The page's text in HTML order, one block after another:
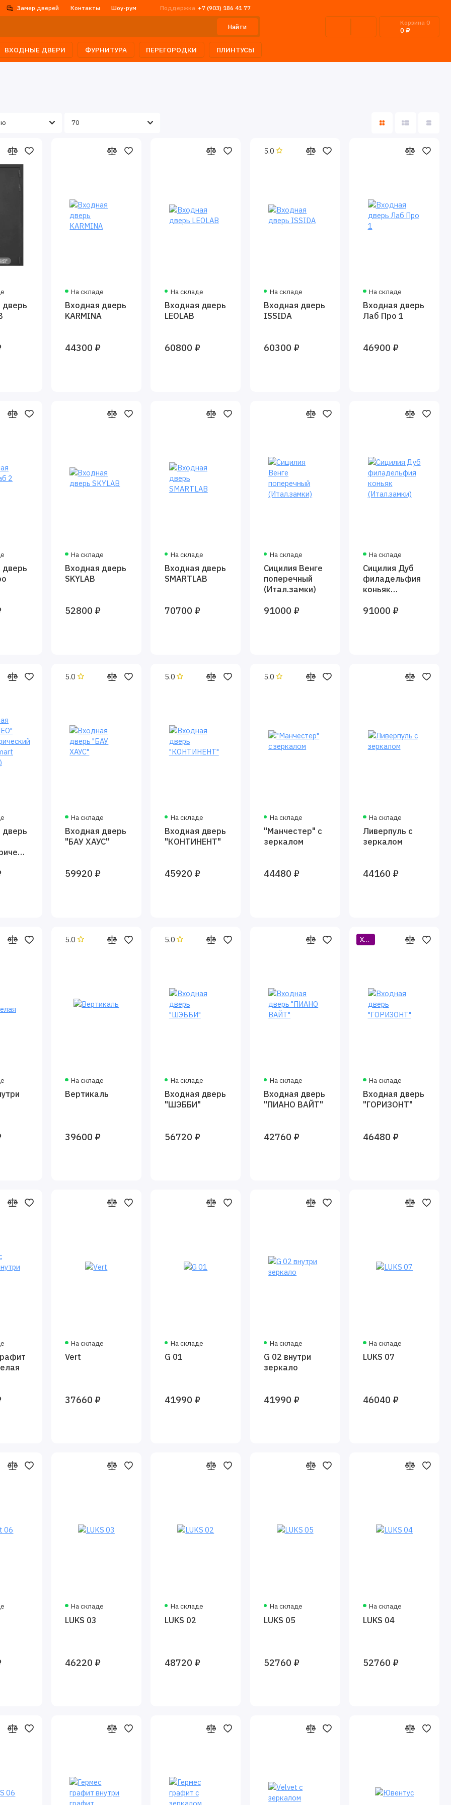
Замер дверей Контакты Шоу-рум Поддержка +7 (903) 186 41 77
Найти
Корзина 0
0 ₽
ВХОДНЫЕ ДВЕРИ ФУРНИТУРА ПЕРЕГОРОДКИ ПЛИНТУСЫ
дверь
На складе
Входная дверь
KARMINA
44300 ₽
На складе
Входная дверь
LEOLAB
60800 ₽
5.0
На складе
Входная дверь
ISSIDA
60300 ₽
На складе
Входная дверь
Лаб Про 1
46900 ₽
дверь
На складе
Входная дверь
SKYLAB
52800 ₽
На складе
Входная дверь
SMARTLAB
70700 ₽
На складе
Сицилия Венге
поперечный
(Итал.замки)
91000 ₽
На складе
Сицилия Дуб
филадельфия
коньяк
91000 ₽
дверь
5.0
На складе
Входная дверь
"БАУ ХАУС"
59920 ₽
5.0
На складе
Входная дверь
"КОНТИНЕНТ"
45920 ₽
5.0
На складе
"Манчестер" с
зеркалом
44480 ₽
На складе
Ливерпуль с
зеркалом
44160 ₽
5.0
На складе
Вертикаль
39600 ₽
5.0
На складе
Входная дверь
"ШЭББИ"
56720 ₽
На складе
Входная дверь
"ПИАНО ВАЙТ"
42760 ₽
Хит
На складе
Входная дверь
"ГОРИЗОНТ"
46480 ₽
На складе
Vert
37660 ₽
На складе
G 01
41990 ₽
На складе
G 02 внутри
зеркало
41990 ₽
На складе
LUKS 07
46040 ₽
На складе
LUKS 03
46220 ₽
На складе
LUKS 02
48720 ₽
На складе
LUKS 05
52760 ₽
На складе
LUKS 04
52760 ₽